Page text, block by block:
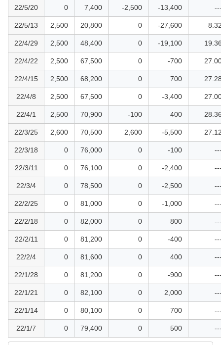
22/5/20 0 7,400 -2,500 -13,400
22/5/13 2,500 20,800 0 -27,600
22/4/29 2,500 48,400 0 -19,100
22/4/22 2,500 67,500 0 -700
22/4/15 2,500 68,200 0 700
22/4/8 2,500 67,500 0 -3,400
22/4/1 2,500 70,900 -100 400
22/3/25 2,600 70,500 2,600 -5,500
22/3/18 0 76,000 0 -100
22/3/11 0 76,100 0 -2,400
22/3/4 0 78,500 0 -2,500
22/2/25 0 81,000 0 -1,000
22/2/18 0 82,000 0 800
22/2/11 0 81,200 0 -400
22/2/4 0 81,600 0 400
22/1/28 0 81,200 0 -900
22/1/21 0 82,100 0 2,000
22/1/14 0 80,100 0 700
22/1/7 0 79,400 0 500